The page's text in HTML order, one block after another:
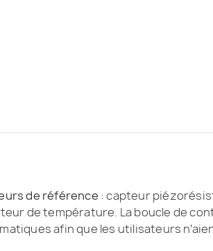
de référence : capteur
de température. La boucle de
afin que les utilisateurs